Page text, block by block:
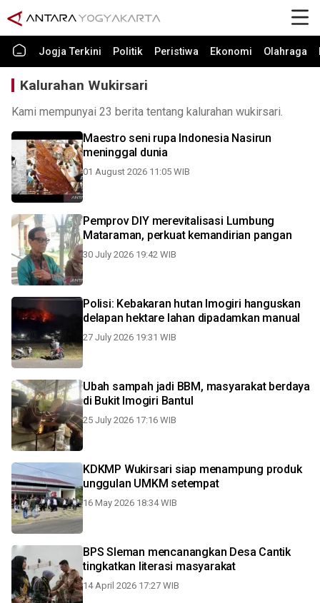
Jogja Terkini Politik Peristiwa Ekonomi Olahraga
Kalurahan Wukirsari
Kami mempunyai 23 berita tentang kalurahan wukirsari.
Maestro seni rupa Indonesia Nasirun
meninggal dunia
01 August 2026 11:05 WIB
Pemprov DIY merevitalisasi Lumbung
Mataraman, perkuat kemandirian pangan
30 July 2026 19:42 WIB
Polisi: Kebakaran hutan Imogiri hanguskan
delapan hektare lahan dipadamkan manual
27 July 2026 19:31 WIB
Ubah sampah jadi BBM, masyarakat berdaya
di Bukit Imogiri Bantul
25 July 2026 17:16 WIB
KDKMP Wukirsari siap menampung produk
unggulan UMKM setempat
16 May 2026 18:34 WIB
BPS Sleman mencanangkan Desa Cantik
tingkatkan literasi masyarakat
14 April 2026 17:27 WIB